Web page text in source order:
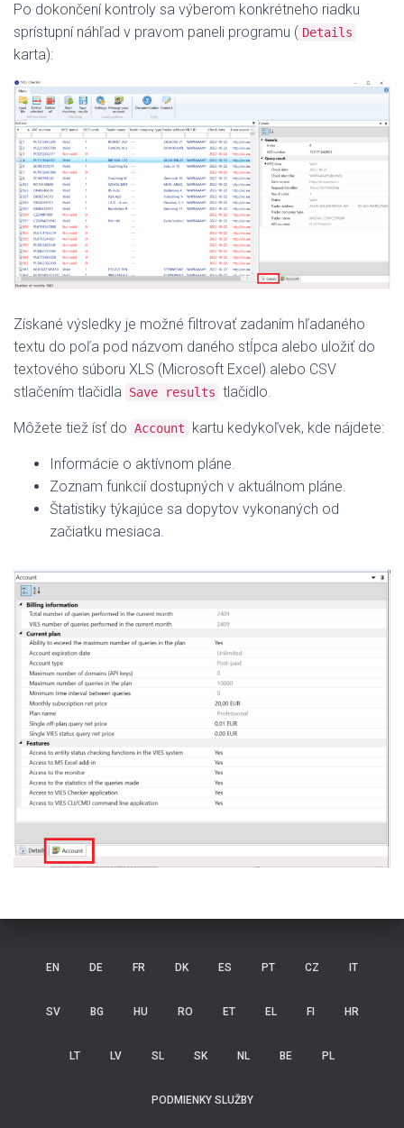
Po dokončení kontroly sa výberom konkrétneho riadku
sprístupní náhľad v pravom paneli programu ( Details
karta):
Získané výsledky je možné filtrovať zadaním hľadaného
textu do poľa pod názvom daného stĺpca alebo uložiť do
textového súboru XLS (Microsoft Excel) alebo CSV
stlačením tlačidla
Save results tlačidlo.
Môžete tiež ísť do Account kartu kedykoľvek, kde nájdete:
Informácie o aktívnom pláne.
Zoznam funkcií dostupných v aktuálnom pláne.
Štatistiky týkajúce sa dopytov vykonaných od
začiatku mesiaca.
EN DE FR DK ES PT CZ IT
SV BG HU RO ET EL FI HR
LT LV SL SK NL BE PL
PODMIENKY SLUŽBY